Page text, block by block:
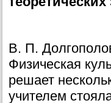
В. П.
Физическая
решает
учителем